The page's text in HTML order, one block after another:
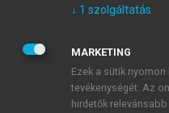
JELSZÓ
JELSZÓ ÚJRA
↓ 1 szolgáltatás
MARKETING
Ezek a sütik
tevékenységét. Az
hirdetők